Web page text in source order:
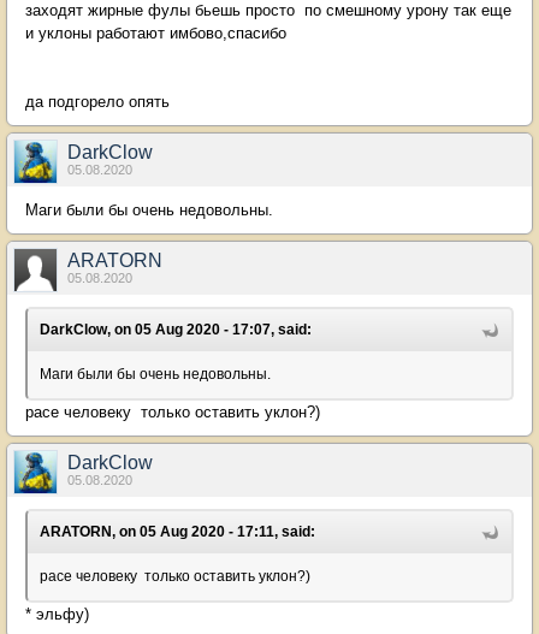
заходят жирные фулы бьешь просто по смешному урону так еще
и уклоны работают имбово,спасибо
да подгорело опять
DarkClow
05.08.2020
Маги были бы очень недовольны.
ARATORN
05.08.2020
DarkClow, on 05 Aug 2020 - 17:07, said:
Маги были бы очень недовольны.
расе человеку только оставить уклон?)
DarkClow
05.08.2020
ARATORN, on 05 Aug 2020 - 17:11, said:
расе человеку только оставить уклон?)
* эльфу)